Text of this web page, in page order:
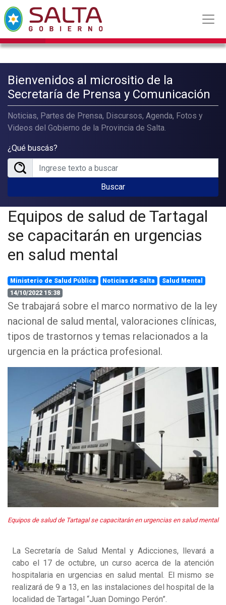
Bienvenidos al micrositio de la
Secretaría de Prensa y Comunicación
Noticias, Partes de Prensa, Discursos, Agenda, Fotos y
Videos del Gobierno de la Provincia de Salta.
¿Qué buscás?
Buscar
Equipos de salud de Tartagal
se capacitarán en urgencias
en salud mental
Ministerio de Salud Pública Noticias de Salta
Salud Mental
14/10/2022 15:38
Se trabajará sobre el marco normativo de la ley
nacional de salud mental, valoraciones clínicas,
tipos de trastornos y temas relacionados a la
urgencia en la práctica profesional.
Equipos de salud de Tartagal se capacitarán en urgencias en salud mental
La Secretaría de Salud Mental y Adicciones, llevará a
cabo el 17 de octubre, un curso acerca de la atención
hospitalaria en urgencias en salud mental. El mismo se
realizará de 9 a 13, en las instalaciones del hospital de la
localidad de Tartagal “Juan Domingo Perón”.